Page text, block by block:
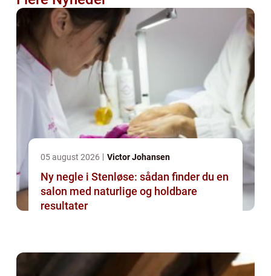
05 august 2026 Victor Johansen
Ny negle i Stenløse: sådan finder du en
salon med naturlige og holdbare
resultater